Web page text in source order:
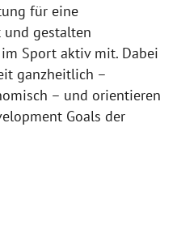
für eine
und gestalten
Sport aktiv mit. Dabei
ganzheitlich –
– und orientieren
Goals der